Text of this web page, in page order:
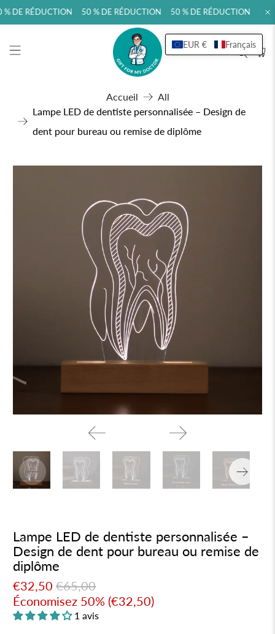
DE RÉDUCTION 50 % DE RÉDUCTION 50 % DE RÉDUCTION 50
EUR € Français
Accueil
All
Lampe LED de dentiste personnalisée – Design de
dent pour bureau ou remise de diplôme
Lampe LED de dentiste personnalisée –
Design de dent pour bureau ou remise de
diplôme
€32,50 €65,00
Économisez 50% (€32,50)
1 avis